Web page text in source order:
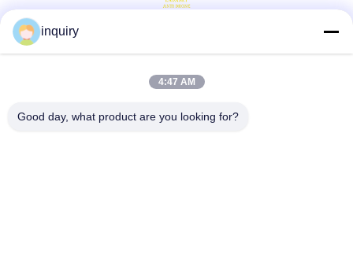
빠른 연락
inquiry
4:47 AM
Good day, what product are you looking for?